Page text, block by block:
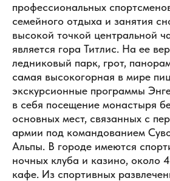
профессиональных
семейного отдыха и занятия
высокой точкой центральной
является гора Титлис. На ее
ледниковый парк, грот,
самая высокогорная в мире
экскурсионные программы
в себя посещение монастыря
основных мест, связанных с
армии под командованием
Альпы. В городе имеются
ночных клуба и казино, около
кафе. Из спортивных